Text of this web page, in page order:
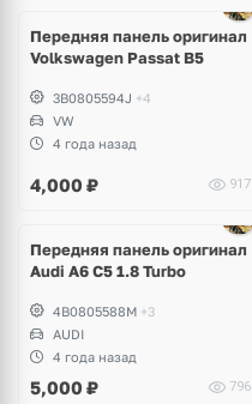
Передняя панель оригинал
Volkswagen Passat B5
3B0805594J +4
VW
4 года назад
4,000 ₽ 917
Передняя панель оригинал
Audi A6 C5 1.8 Turbo
4B0805588M +3
AUDI
4 года назад
5,000 ₽ 796